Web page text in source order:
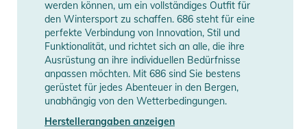
Gebrauchsanweisungen, Sicherheitshinweise und Warnungen
finden Sie direkt am Produkt.
werden können, um ein vollständiges Outfit für
den Wintersport zu schaffen. 686 steht für eine
perfekte Verbindung von Innovation, Stil und
Funktionalität, und richtet sich an alle, die ihre
Ausrüstung an ihre individuellen Bedürfnisse
anpassen möchten. Mit 686 sind Sie bestens
gerüstet für jedes Abenteuer in den Bergen,
unabhängig von den Wetterbedingungen.
Herstellerangaben anzeigen